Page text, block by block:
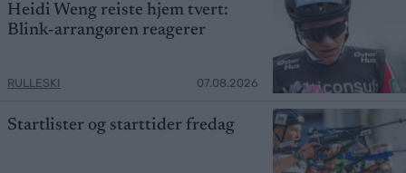
Heidi Weng reiste hjem tvert:
Blink-arrangøren reagerer
RULLESKI 07.08.2026
Startlister og starttider fredag